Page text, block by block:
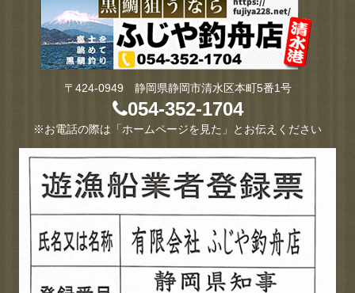
〒424-0949 静岡県静岡市清水区本町5番1号
054-352-1704
※お電話の際は「ホームページを見た」とお伝えください